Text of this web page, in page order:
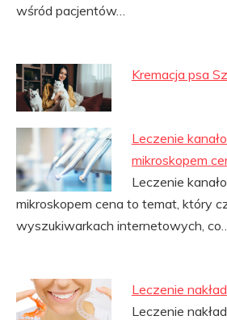
wśród pacjentów…
Kremacja psa
Leczenie
mikroskopem
Leczenie
mikroskopem cena to temat, który
wyszukiwarkach internetowych,
Leczenie
Leczenie